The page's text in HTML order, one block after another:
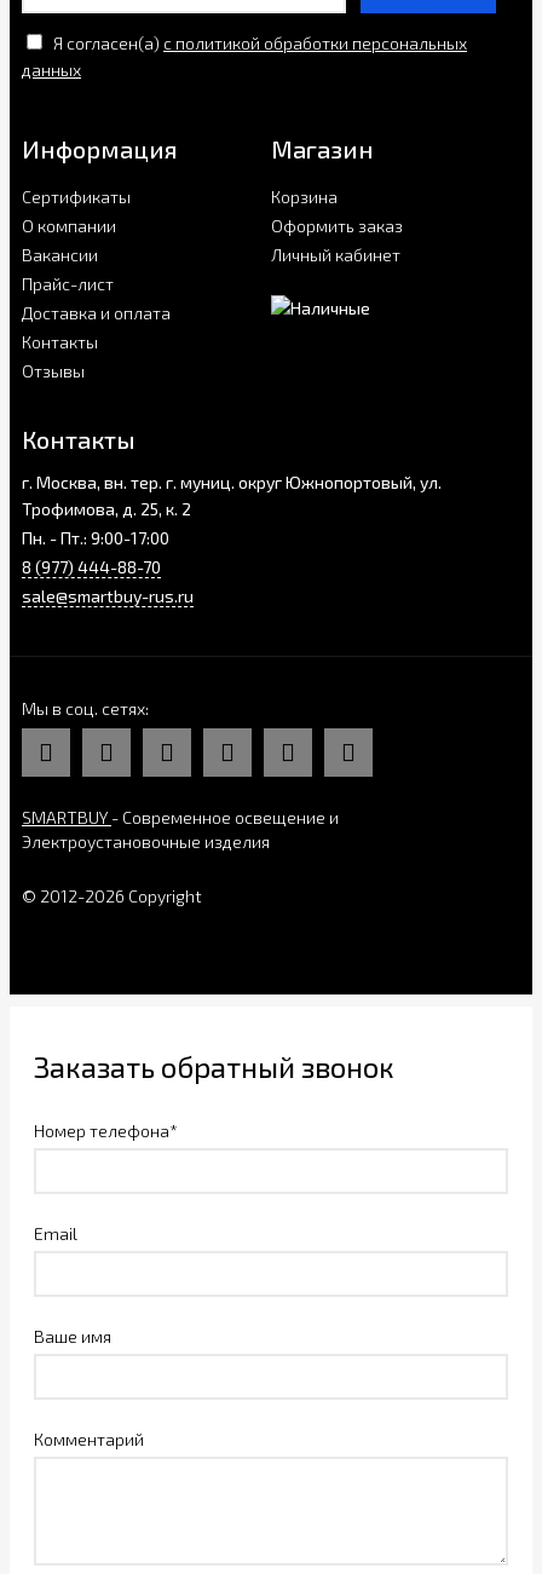
Я согласен(a) с политикой обработки персональных
данных
Информация
Сертификаты
О компании
Вакансии
Прайс-лист
Доставка и оплата
Контакты
Отзывы
Магазин
Корзина
Оформить заказ
Личный кабинет
Контакты
г. Москва, вн. тер. г. муниц. округ Южнопортовый, ул.
Трофимова, д. 25, к. 2
Пн. - Пт.: 9:00-17:00
8 (977) 444-88-70
sale@smartbuy-rus.ru
Мы в соц. сетях
SMARTBUY - Современное освещение и
Электроустановочные изделия
© 2012-2026 Copyright
Заказать обратный звонок
Номер телефона*
Email
Ваше имя
Комментарий